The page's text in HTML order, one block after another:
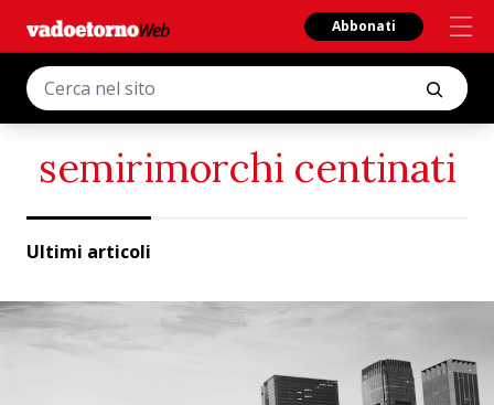
Abbonati
semirimorchi centinati
Ultimi articoli